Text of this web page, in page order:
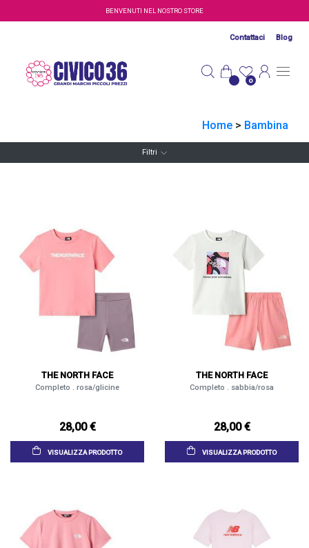
Salta al contenuto principaleBENVENUTI NEL NOSTRO STORE
Contattaci Blog
0
Home > Bambina
Filtri
THE NORTH FACE
Completo . rosa/glicine
28,00 €
VISUALIZZA PRODOTTO
THE NORTH FACE
Completo . sabbia/rosa
28,00 €
VISUALIZZA PRODOTTO